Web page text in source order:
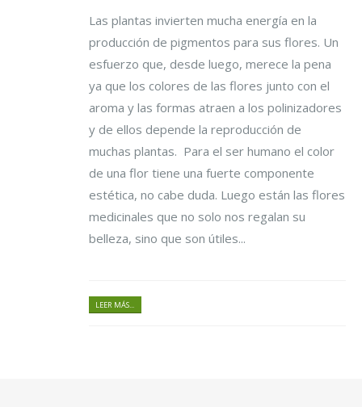
Las plantas invierten mucha energía en la
producción de pigmentos para sus flores. Un
esfuerzo que, desde luego, merece la pena
ya que los colores de las flores junto con el
aroma y las formas atraen a los polinizadores
y de ellos depende la reproducción de
muchas plantas. Para el ser humano el color
de una flor tiene una fuerte componente
estética, no cabe duda. Luego están las flores
medicinales que no solo nos regalan su
belleza, sino que son útiles...
LEER MÁS...